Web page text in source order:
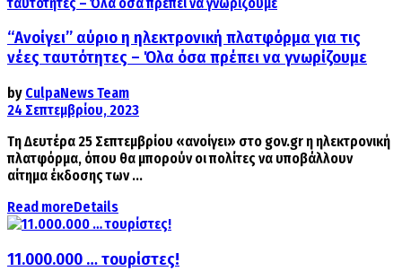
“Ανοίγει” αύριο η ηλεκτρονική πλατφόρμα για τις
νέες ταυτότητες – Όλα όσα πρέπει να γνωρίζουμε
by CulpaNews Team
24 Σεπτεμβρίου, 2023
Τη Δευτέρα 25 Σεπτεμβρίου «ανοίγει» στο gov.gr η ηλεκτρονική
πλατφόρμα, όπου θα μπορούν οι πολίτες να υποβάλλουν
αίτημα έκδοσης των ...
Read moreDetails
11.000.000 … τουρίστες!